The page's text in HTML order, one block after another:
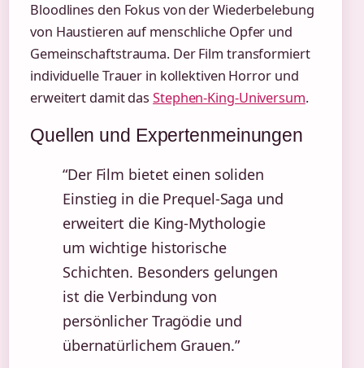
Bloodlines den Fokus von der Wiederbelebung
von Haustieren auf menschliche Opfer und
Gemeinschaftstrauma. Der Film transformiert
individuelle Trauer in kollektiven Horror und
erweitert damit das Stephen-King-Universum.
Quellen und Expertenmeinungen
“Der Film bietet einen soliden
Einstieg in die Prequel-Saga und
erweitert die King-Mythologie
um wichtige historische
Schichten. Besonders gelungen
ist die Verbindung von
persönlicher Tragödie und
übernatürlichem Grauen.”